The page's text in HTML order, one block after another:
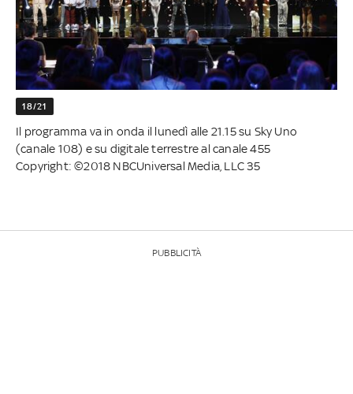
18/21
Il programma va in onda il lunedì alle 21.15 su Sky Uno
(canale 108) e su digitale terrestre al canale 455
Copyright: ©2018 NBCUniversal Media, LLC 35
PUBBLICITÀ